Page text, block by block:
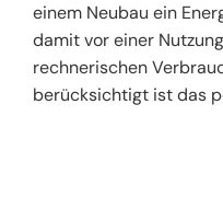
einem Neubau ein
damit vor einer
rechnerischen
berücksichtigt ist das